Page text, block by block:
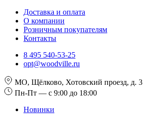
Доставка и оплата
О компании
Розничным покупателям
Контакты
8 495 540-53-25
opt@woodville.ru
МО, Щёлково, Хотовский проезд, д. 3
Пн-Пт — с 9:00 до 18:00
Новинки